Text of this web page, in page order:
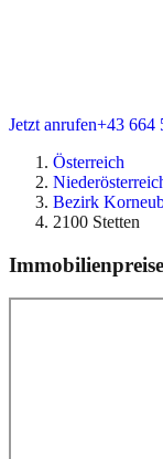
Jetzt anrufen+43 664
Österreich
Bezirk
2100 Stetten